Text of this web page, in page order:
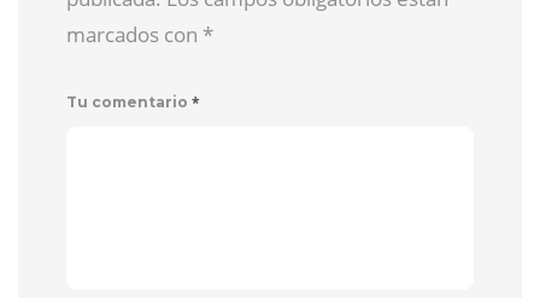
marcados con *
Tu comentario *